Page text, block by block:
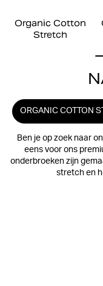
Organic Cotton
Stretch
ORGANIC COTTON
Ben je op zoek naar
eens voor ons
onderbroeken zijn
stretch en